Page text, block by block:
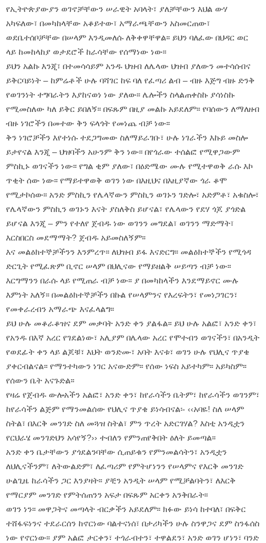
የኢትዮጵያውያን ወገኖቻቸውን ሠራዊት አባላት፣ ያለቻቸውን እህል ውሃ
አካፍለው፣ በመካከላቸው አቆይተው፣ አማራጫቸውን አስመርጠው፣
ወደቤተሰቦቻቸው በሠላም እንዲመለሱ ለቅቀዋቸዋል፡፡ ይህን ባለፈው በህዳር ወር
ላይ ከመከላከያ ወታደሮች ከራሳቸው የሰማነው ነው፡፡
ይህን አልኩ እንጂ፣ በተመሳሳይም አንዱ ህዝብ ለሌላው ህዝብ ያለውን መተሳሰብና
ይቅርባይነት – ከምሬቶች ሁሉ ባሻገር ከፍ ባለ የፈጣሪ ልብ – ብዙ እጅግ ብዙ ድንቅ
የወገንነት ተግባራትን እያከናወነ ነው ያለው፡፡ ሌሎችን ስላልጠቀስኩ ያሳነስኩ
የሚመስለው ካለ ይቅር ይበለኝ፡፡ በፍጹም በዚያ መልኩ አይደለም፡፡ የባሰውን ለማለዘብ
ብዙ ነገሮችን በመተው ቅን ፍላጎት የመነጨ ብቻ ነው፡፡
ቅን ነገሮቻችን እየተነሱ ተደጋግመው ስለማይራገቡ፣ ሁሉ ነገራችን እኩይ መስሎ
ይታየናል እንጂ – ህዝባችን አሁንም ቅን ነው፡፡ በየጎራው ተሰልፎ የሚዋጋውም
ምስኪኑ ወገናችን ነው፡፡ የግል ቂም ያለው፣ በዕድሜው ሙሉ የሚተዋወቅ ራሱ እኮ
ጥቂት ሰው ነው፡፡ የማይተዋወቅ ወገን ነው በእዚህና በእዚያኛው ጎራ ቆሞ
የሚታኮሰው፡፡ አንድ ምስኪን የሌላኛውን ምስኪን ወገኑን ገድሎ፣ አድምቶ፣ አቁስሎ፣
የሌላኛውን ምስኪን ወገኑን እናት ያስለቅስ ይሆናል፣ የሌላውን የደሃ ጎጆ ያጎድል
ይሆናል እንጂ – ምን የተለየ ጀብዱ ነው ወገንን መግደል፣ ወገንን ማድማት፣
እርስበርስ መደማማት? ጀብዱ አይመስለኝም፡፡
እና መልዕክተኞቻችንን እንምረጥ፡፡ ለህዝብ ይፋ እናድርግ፡፡ መልዕክተኞችን የሚጎዳ
ድርጊት የሚፈጽም ቢኖር ሠላም በህሊናው የማይዘልቅ ሠይጣን ብቻ ነው፡፡
እርግማንን በራሱ ላይ የሚጠራ ብቻ ነው፡፡ ያ በመካከላችን እንደማይኖር ሙሉ
እምነት አለኝ፡፡ በመልዕክተኞቻችን በኩል የሠላምንና የእረፍትን፣ የመነጋገርን፣
የመቀራረብን አማራጭ እናፈላልግ፡፡
ይህ ሁሉ መቆራቆዝና ደም መቃባት አንድ ቀን ያልፋል፡፡ ይህ ሁሉ አልፎ፣ አንድ ቀን፣
የአንዱ በእኛ አረር የገደልነው፣ አሊያም በሌላው አረር የሞተብን ወገናችን፣ በአንዲት
የወደፊት ቀን ላይ ልጆቹ፣ እህት ወንድሙ፣ አባት እናቱ፣ ወገን ሁሉ የህሊና ጥያቄ
ያቀርብልናል፡፡ የማንተካውን ነገር አናውድም፡፡ የሰው ነፍስ አይተካም፡፡ አይካስም፡፡
የሰውን ቤት አናጉድል፡፡
የዛሬ የጀብዱ ውሎአችን አልፎ፣ አንድ ቀን፣ ከየራሳችን ቤትም፣ ከየራሳችን ወገንም፣
ከየራሳችን ልጅም የማንመልሰው የህሊና ጥያቄ ይነሳብናል፡- ‹‹አባዬ! ስለ ሠላም
ስትል፣ በእርቅ መንገድ ስለ መጓዝ ስትል፣ ምን ጥረት አድርገሃል? እስቲ አንዲቷን
የርህራሄ መንገድህን አሳየኝ?›› ተብለን የምንጠየቅበት ዕለት ይመጣል፡፡
አንድ ቀን ቤታቸውን ያጎደልንባቸው ሲጠይቁን የምንመልሳትን፣ አንዲቷን
ለህሊናችንም፣ ለትውልድም፣ ለፈጣሪም የምትሆነንን የሠላምና የእርቅ መንገድ
ሁልጊዜ ከራሳችን ጋር እንያዛት፡፡ ያቺን አንዲት ሠላም የሚቻልባትን፣ ለእርቅ
የማርያም መንገድ የምትሰጠንን አፍታ በፍጹም አርቀን አንቅበራት፡፡
ወገን ነን፡፡ መዋጋትና መጣላት ብርቃችን አይደለም፡፡ ክፉው ይነሳ ከተባለ፣ በፍቅር
ተሸፋፍነንና ተደራርሰን ከኖርነው ባልተናነሰ፣ በታሪካችን ሁሉ ስንዋጋና ደም ስንፋሰስ
ነው የኖርነው፡፡ ያም አልፎ ታርቀን፣ ተጎራብተን፣ ተዋልደን፣ አንድ ወገን ሆነን፣ ባንድ